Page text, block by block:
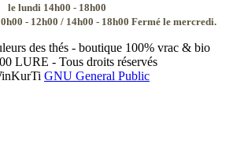
le lundi 14h00 - 18h00
- 12h00 / 14h00 - 18h00 Fermé le mercredi.
des thés - boutique 100% vrac & bio
LURE - Tous droits réservés
GNU General Public